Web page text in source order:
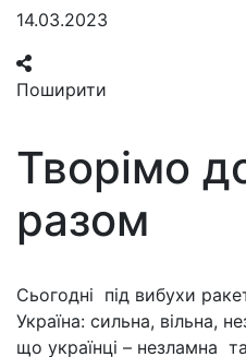
14.03.2023
Поширити
Творімо
разом
Сьогодні під вибухи
Україна: сильна, вільна,
що українці – незламна